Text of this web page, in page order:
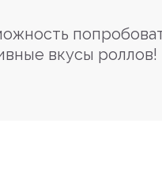
вкусы роллов!